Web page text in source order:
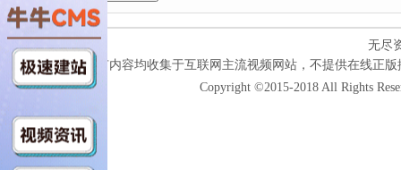
无尽
本网站所有内容均收集于互联网主流视频网站，不提供在线正
Copyright ©2015-2018 All Rights